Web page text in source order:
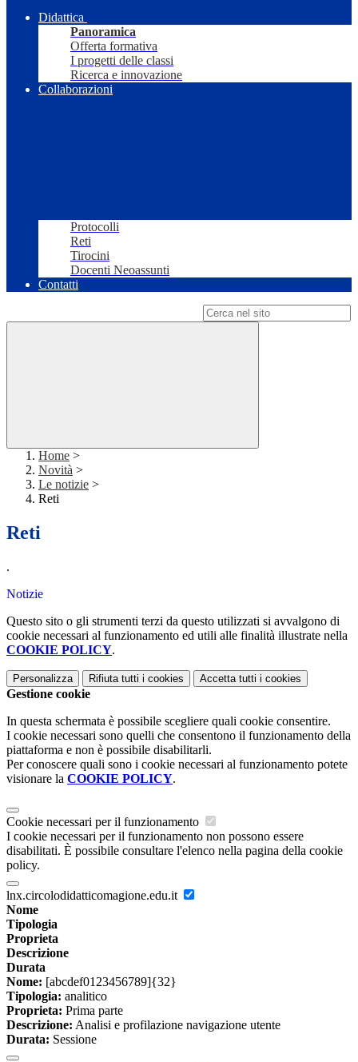
Didattica
Panoramica
Offerta formativa
I progetti delle classi
Ricerca e innovazione
Collaborazioni
Protocolli
Reti
Tirocini
Docenti Neoassunti
Contatti
Home >
Novità >
Le notizie >
Reti
Reti
.
Notizie
Questo sito o gli strumenti terzi da questo utilizzati si avvalgono di
cookie necessari al funzionamento ed utili alle finalità illustrate nella
COOKIE POLICY.
Personalizza Rifiuta tutti i cookies Accetta tutti i cookies
Gestione cookie
In questa schermata è possibile scegliere quali cookie consentire.
I cookie necessari sono quelli che consentono il funzionamento della
piattaforma e non è possibile disabilitarli.
Per conoscere quali sono i cookie necessari al funzionamento potete
visionare la COOKIE POLICY.
Cookie necessari per il funzionamento
I cookie necessari per il funzionamento non possono essere
disabilitati. È possibile consultare l'elenco nella pagina della cookie
policy.
lnx.circolodidatticomagione.edu.it
Nome
Tipologia
Proprieta
Descrizione
Durata
Nome: [abcdef0123456789]{32}
Tipologia: analitico
Proprieta: Prima parte
Descrizione: Analisi e profilazione navigazione utente
Durata: Sessione